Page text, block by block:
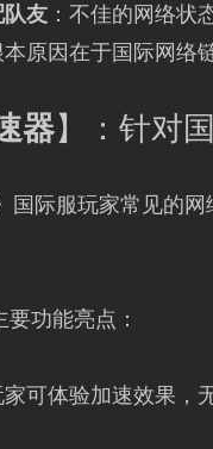
友：不佳的网络状
原因在于国际网络
器】：针对
国际服玩家常见的网
要功能亮点：
家可体验加速效果，